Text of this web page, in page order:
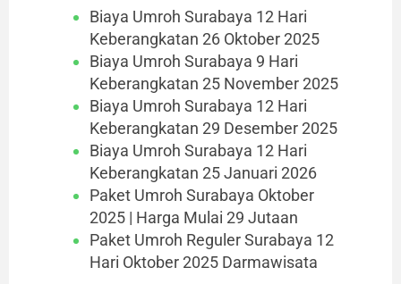
Biaya Umroh Surabaya 12 Hari
Keberangkatan 26 Oktober 2025
Biaya Umroh Surabaya 9 Hari
Keberangkatan 25 November 2025
Biaya Umroh Surabaya 12 Hari
Keberangkatan 29 Desember 2025
Biaya Umroh Surabaya 12 Hari
Keberangkatan 25 Januari 2026
Paket Umroh Surabaya Oktober
2025 | Harga Mulai 29 Jutaan
Paket Umroh Reguler Surabaya 12
Hari Oktober 2025 Darmawisata